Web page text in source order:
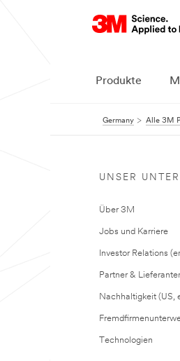
Produkte
Germany Alle 3M
UNSER
Über 3M
Jobs und Karriere
Investor Relations
Partner &
Nachhaltigkeit (US,
Technologien